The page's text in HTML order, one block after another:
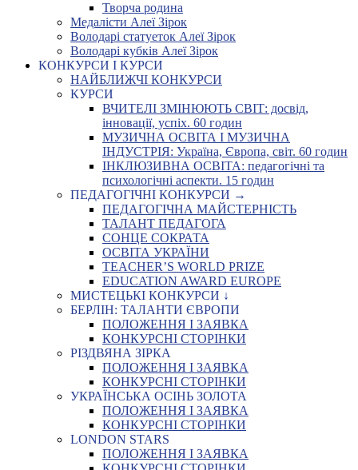
Творча родина
Медалісти Алеї Зірок
Володарі статуеток Алеї Зірок
Володарі кубків Алеї Зірок
КОНКУРСИ І КУРСИ
НАЙБЛИЖЧІ КОНКУРСИ
КУРСИ
ВЧИТЕЛІ ЗМІНЮЮТЬ СВІТ: досвід,
інновації, успіх. 60 годин
МУЗИЧНА ОСВІТА І МУЗИЧНА
ІНДУСТРІЯ: Україна, Європа, світ. 60 годин
ІНКЛЮЗИВНА ОСВІТА: педагогічні та
психологічні аспекти. 15 годин
ПЕДАГОГІЧНІ КОНКУРСИ →
ПЕДАГОГІЧНА МАЙСТЕРНІСТЬ
ТАЛАНТ ПЕДАГОГА
СОНЦЕ СОКРАТА
ОСВІТА УКРАЇНИ
TEACHER’S WORLD PRIZE
EDUCATION AWARD EUROPE
МИСТЕЦЬКІ КОНКУРСИ ↓
БЕРЛІН: ТАЛАНТИ ЄВРОПИ
ПОЛОЖЕННЯ І ЗАЯВКА
КОНКУРСНІ СТОРІНКИ
РІЗДВЯНА ЗІРКА
ПОЛОЖЕННЯ І ЗАЯВКА
КОНКУРСНІ СТОРІНКИ
УКРАЇНСЬКА ОСІНЬ ЗОЛОТА
ПОЛОЖЕННЯ І ЗАЯВКА
КОНКУРСНІ СТОРІНКИ
LONDON STARS
ПОЛОЖЕННЯ І ЗАЯВКА